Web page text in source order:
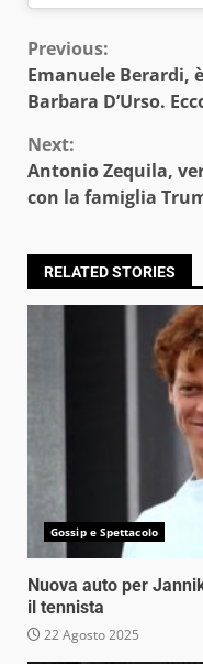
Continue
Reading
Previous:
Emanuele Berardi,
Barbara D’Urso.
Next:
Antonio Zequila,
con la famiglia
RELATED STORIES
Gossip e Spettacolo
Nuova auto per
il tennista
22 Agosto 2025